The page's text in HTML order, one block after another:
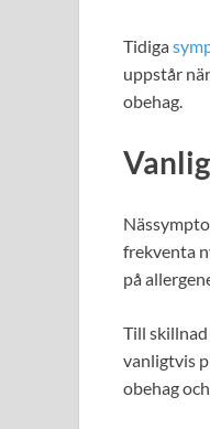
Tidiga
uppstår
obehag.
frekventa
på
Till
vanligtvis
obehag